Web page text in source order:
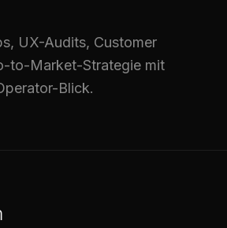
UX-Audits, Customer
to-Market-Strategie mit
Blick.